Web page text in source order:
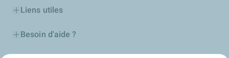
Liens utiles
Besoin d'aide ?